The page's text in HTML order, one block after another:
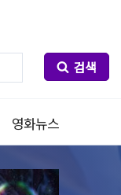
검색
영화뉴스